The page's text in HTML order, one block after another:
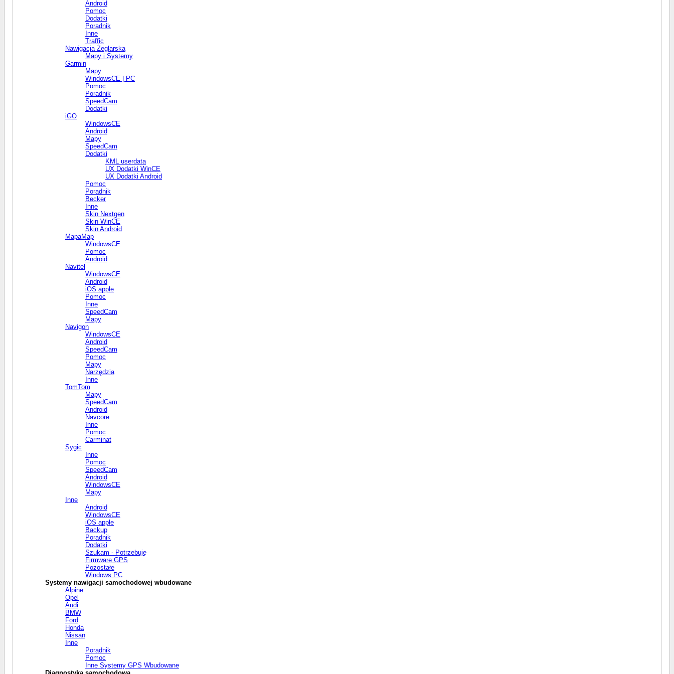
Android
Pomoc
Dodatki
Poradnik
Inne
Traffic
Nawigacja Żeglarska
Mapy i Systemy
Garmin
Mapy
WindowsCE | PC
Pomoc
Poradnik
SpeedCam
Dodatki
iGO
WindowsCE
Android
Mapy
SpeedCam
Dodatki
KML userdata
UX Dodatki WinCE
UX Dodatki Android
Pomoc
Poradnik
Becker
Inne
Skin Nextgen
Skin WinCE
Skin Android
MapaMap
WindowsCE
Pomoc
Android
Navitel
WindowsCE
Android
iOS apple
Pomoc
Inne
SpeedCam
Mapy
Navigon
WindowsCE
Android
SpeedCam
Pomoc
Mapy
Narzędzia
Inne
TomTom
Mapy
SpeedCam
Android
Navcore
Inne
Pomoc
Carminat
Sygic
Inne
Pomoc
SpeedCam
Android
WindowsCE
Mapy
Inne
Android
WindowsCE
iOS apple
Backup
Poradnik
Dodatki
Szukam - Potrzebuję
Firmware GPS
Pozostałe
Windows PC
Systemy nawigacji samochodowej wbudowane
Alpine
Opel
Audi
BMW
Ford
Honda
Nissan
Inne
Poradnik
Pomoc
Inne Systemy GPS Wbudowane